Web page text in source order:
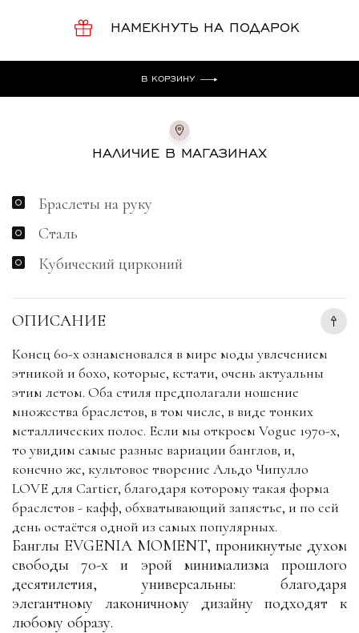
Браслеты на руку
Сталь
Кубический цирконий
НАМЕКНУТЬ НА ПОДАРОК
В КОРЗИНУ
НАЛИЧИЕ В МАГАЗИНАХ
ОПИСАНИЕ
Конец 60-х ознаменовался в мире моды увлечением
этникой и бохо, которые, кстати, очень актуальны
этим летом. Оба стиля предполагали ношение
множества браслетов, в том числе, в виде тонких
металлических полос. Если мы откроем Vogue 1970-х,
то увидим самые разные вариации банглов, и,
конечно же, культовое творение Альдо Чипулло
LOVE для Cartier, благодаря которому такая форма
браслетов - кафф, обхватывающий запястье, и по сей
день остаётся одной из самых популярных.
Банглы EVGENIA MOMENT, проникнутые духом
свободы 70-х и эрой минимализма прошлого
десятилетия, универсальны: благодаря
элегантному лаконичному дизайну подходят к
любому образу.